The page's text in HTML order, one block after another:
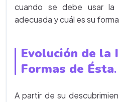
cuando se debe usar la
adecuada y cuál es su
Evolución de la
Formas de Ésta.
A partir de su